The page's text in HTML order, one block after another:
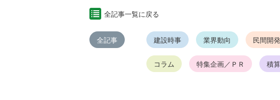
全記事一覧に戻る
全記事 建設時事 業界動向 民間開発
コラム 特集企画／ＰＲ 積